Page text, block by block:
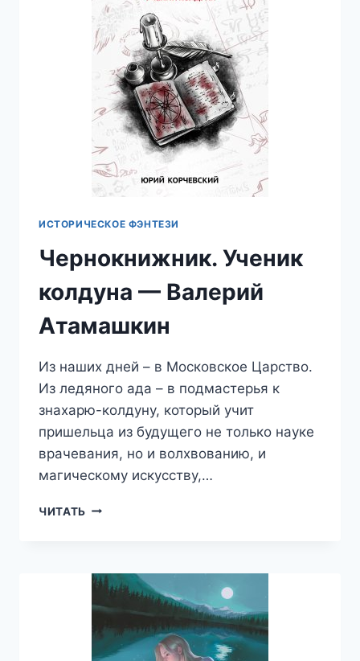
ИСТОРИЧЕСКОЕ ФЭНТЕЗИ
Чернокнижник. Ученик
колдуна — Валерий
Атамашкин
Из наших дней – в Московское Царство.
Из ледяного ада – в подмастерья к
знахарю-колдуну, который учит
пришельца из будущего не только науке
врачевания, но и волхвованию, и
магическому искусству,…
ЧИТАТЬ ЧЕРНОКНИЖНИК.
ВАЛЕРИЙ
АТАМАШКИН